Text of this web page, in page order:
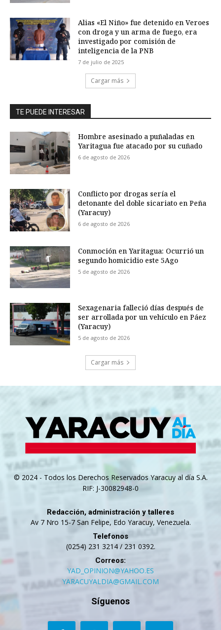
Alias «El Niño» fue detenido en Veroes
con droga y un arma de fuego, era
investigado por comisión de
inteligencia de la PNB
7 de julio de 2025
Cargar más
TE PUEDE INTERESAR
Hombre asesinado a puñaladas en
Yaritagua fue atacado por su cuñado
6 de agosto de 2026
Conflicto por drogas sería el
detonante del doble sicariato en Peña
(Yaracuy)
6 de agosto de 2026
Conmoción en Yaritagua: Ocurrió un
segundo homicidio este 5Ago
5 de agosto de 2026
Sexagenaria falleció días después de
ser arrollada por un vehículo en Páez
(Yaracuy)
5 de agosto de 2026
Cargar más
© 2024 - Todos los Derechos Reservados Yaracuy al día S.A.
RIF: J-30082948-0
Redacción, administración y talleres
Av 7 Nro 15-7 San Felipe, Edo Yaracuy, Venezuela.
Telefonos
(0254) 231 3214 / 231 0392.
Correos:
YAD_OPINION@YAHOO.ES
YARACUYALDIA@GMAIL.COM
Síguenos